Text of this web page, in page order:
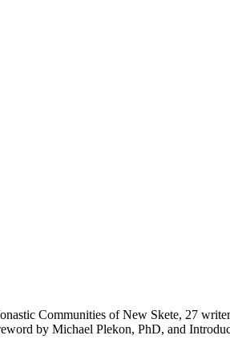
Communities of New Skete, 27
by Michael Plekon, PhD, and